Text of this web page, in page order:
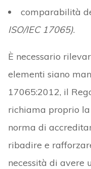
comparabilità
ISO/IEC 17065).
È necessario
elementi siano
17065:2012, il
richiama proprio
norma di
ribadire e
necessità di avere